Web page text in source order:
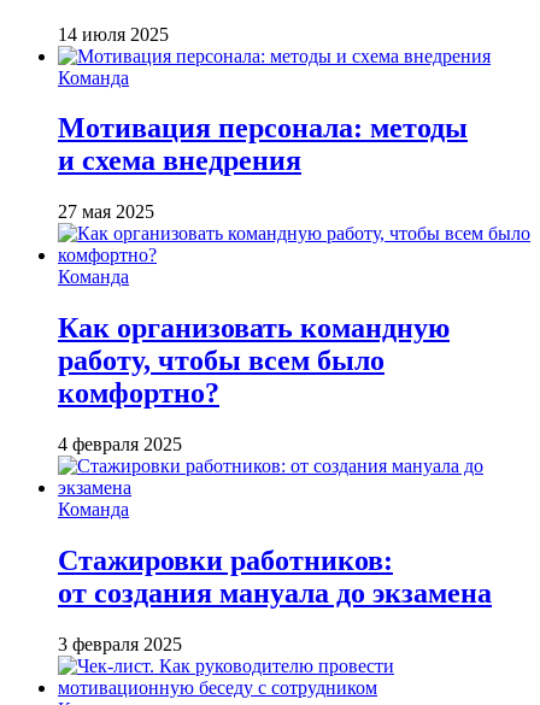
14 июля 2025
Команда
Мотивация персонала: методы
и схема внедрения
27 мая 2025
Команда
Как организовать командную
работу, чтобы всем было
комфортно?
4 февраля 2025
Команда
Стажировки работников:
от создания мануала до экзамена
3 февраля 2025